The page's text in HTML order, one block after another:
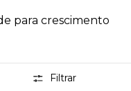
para crescimento
Filtrar